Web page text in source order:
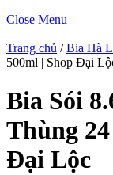
Close Menu
Trang chủ /Bia Hà
500ml | Shop Đại
Bia Sói
Thùng
Đại Lộc